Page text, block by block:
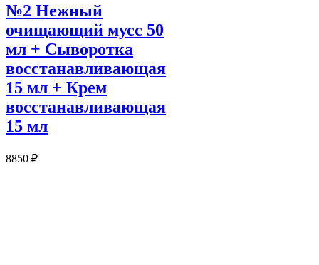
№2 Нежный
очищающий мусс 50
мл + Сыворотка
восстанавливающая
15 мл + Крем
восстанавливающая
15 мл
8850 ₽